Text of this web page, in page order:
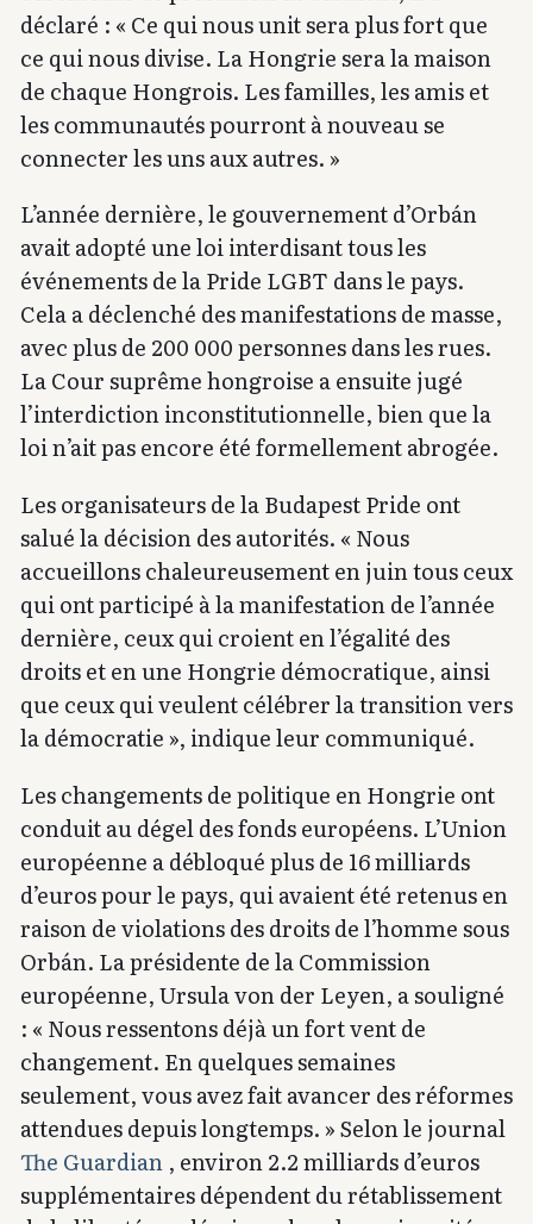
déclaré : « Ce qui nous unit sera plus fort que
ce qui nous divise. La Hongrie sera la maison
de chaque Hongrois. Les familles, les amis et
les communautés pourront à nouveau se
connecter les uns aux autres. »
L’année dernière, le gouvernement d’Orbán
avait adopté une loi interdisant tous les
événements de la Pride LGBT dans le pays.
Cela a déclenché des manifestations de masse,
avec plus de 200 000 personnes dans les rues.
La Cour suprême hongroise a ensuite jugé
l’interdiction inconstitutionnelle, bien que la
loi n’ait pas encore été formellement abrogée.
Les organisateurs de la Budapest Pride ont
salué la décision des autorités. « Nous
accueillons chaleureusement en juin tous ceux
qui ont participé à la manifestation de l’année
dernière, ceux qui croient en l’égalité des
droits et en une Hongrie démocratique, ainsi
que ceux qui veulent célébrer la transition vers
la démocratie », indique leur communiqué.
Les changements de politique en Hongrie ont
conduit au dégel des fonds européens. L’Union
européenne a débloqué plus de 16 milliards
d’euros pour le pays, qui avaient été retenus en
raison de violations des droits de l’homme sous
Orbán. La présidente de la Commission
européenne, Ursula von der Leyen, a souligné
: « Nous ressentons déjà un fort vent de
changement. En quelques semaines
seulement, vous avez fait avancer des réformes
attendues depuis longtemps. » Selon le journal
The Guardian, environ 2.2 milliards d’euros
supplémentaires dépendent du rétablissement